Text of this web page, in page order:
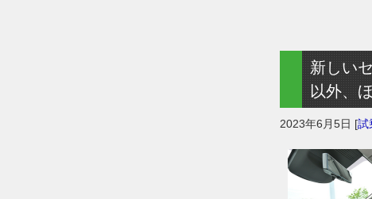
新しい
以外、
2023年6月5日 [試